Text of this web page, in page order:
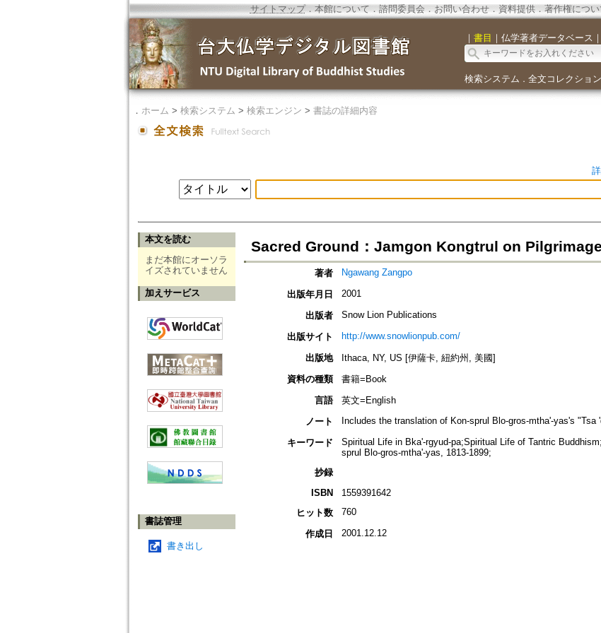
サイトマップ．本館について ． 諮問委員会． お問い合わせ． 資料提供． 著作権につい
｜ 書目 ｜ 仏学著者データベース ｜
検索システム ． 全文コレクション
． ホーム > 検索システム > 検索エンジン > 書誌の詳細内容
本文を読む
まだ本館にオーソラ
イズされていません
加えサービス
書誌管理
書き出し
Sacred Ground：Jamgon Kongtrul on
著者 Ngawang Zangpo
出版年月日 2001
出版者 Snow Lion Publications
出版サイト http://www.snowlionpub.com/
出版地
Ithaca, NY, US [伊薩卡, 紐約州, 美國]
資料の種類
書籍=Book
言語
英文=English
ノート
Includes the translation of Kon-sprul Blo-gros-mtha'-yas's "Tsa
キーワード
Spiritual Life in Bka'-rgyud-pa;Spiritual Life of Tantric
sprul Blo-gros-mtha'-yas, 1813-1899;
抄録
ISBN
1559391642
ヒット数
760
作成日 2001.12.12